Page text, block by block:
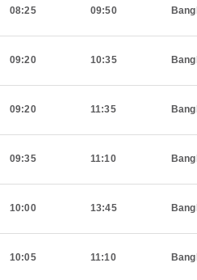
08:25 09:50
09:20 10:35
09:20 11:35
09:35 11:10
10:00 13:45
10:05 11:10